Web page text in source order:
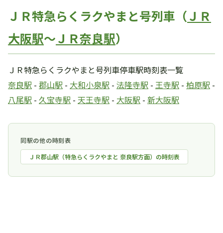
ＪＲ特急らくラクやまと号列車（ＪＲ
大阪駅～ＪＲ奈良駅）
ＪＲ特急らくラクやまと号列車停車駅時刻表一覧
奈良駅 - 郡山駅 - 大和小泉駅 - 法隆寺駅 - 王寺駅 - 柏原駅 -
八尾駅 - 久宝寺駅 - 天王寺駅 - 大阪駅 - 新大阪駅
同駅の他の時刻表
ＪＲ郡山駅（特急らくラクやまと 奈良駅方面）の時刻表